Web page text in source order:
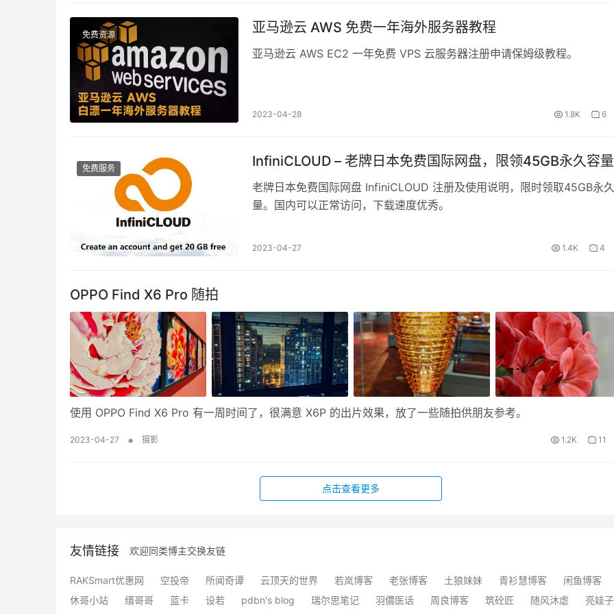
免费资源 亚马逊云 AWS 免费一年海外服务器教程
亚马逊云 AWS EC2 一年免费 VPS 云服务器注册申请保姆级教程。
2023-04-28 1.8K 6
免费服务 InfiniCLOUD – 老牌日本免费国际网盘，限领45GB永久容量
老牌日本免费国际网盘 InfiniCLOUD 注册及使用说明，限时领取45GB永
量。国内可以正常访问，下载速度优秀。
2023-04-27 1.4K 4
OPPO Find X6 Pro 随拍
使用 OPPO Find X6 Pro 有一周时间了，很满意 X6P 的出片效果，放了一些随拍供朋友参考。
2023-04-27 • 摄影 1.2K 11
点击查看更多
友情链接 欢迎同类博主交换友链
RAKSmart优惠网 空投帝 所闻奇谭 云顶天的世界 若岚博客 老张博客 土狼妹妹 青衫慧博客 闲鱼博客
休哥小站
缙哥哥 蓝卡 设若 pdbn's blog 瑞尔思笔记 羽儂医话 周良博客 筑砼匠 随风沐虐 亮娃